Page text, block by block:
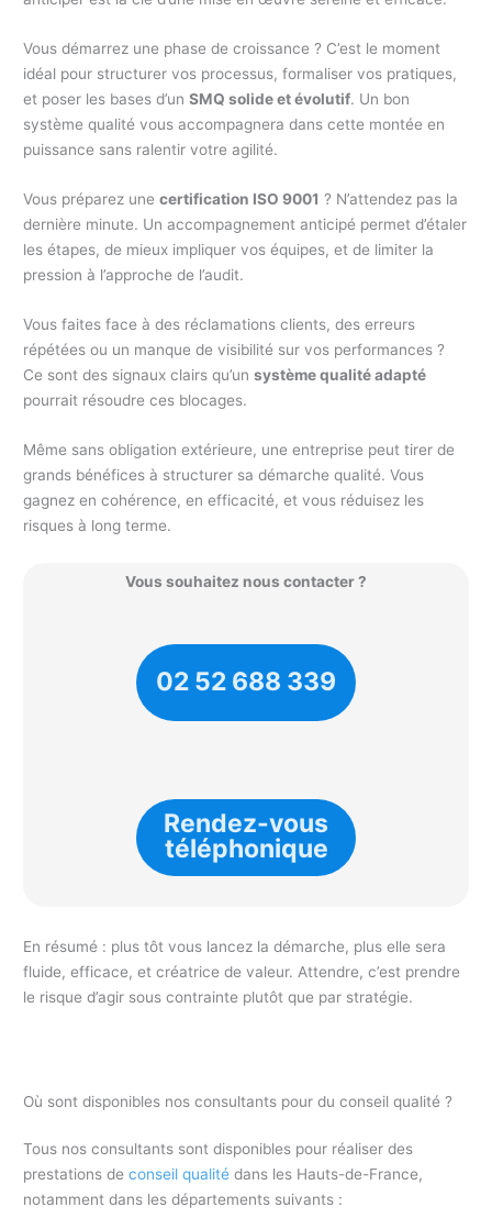
Vous démarrez une phase de croissance ? C’est le moment
idéal pour structurer vos processus, formaliser vos pratiques,
et poser les bases d’unSMQ solide et évolutif. Un bon
système qualité vous accompagnera dans cette montée en
puissance sans ralentir votre agilité.
Vous préparez unecertification ISO 9001 ? N’attendez pas la
dernière minute. Un accompagnement anticipé permet d’étaler
les étapes, de mieux impliquer vos équipes, et de limiter la
pression à l’approche de l’audit.
Vous faites face à des réclamations clients, des erreurs
répétées ou un manque de visibilité sur vos performances ?
Ce sont des signaux clairs qu’unsystème qualité adapté
pourrait résoudre ces blocages.
Même sans obligation extérieure, une entreprise peut tirer de
grands bénéfices à structurer sa démarche qualité. Vous
gagnez en cohérence, en efficacité, et vous réduisez les
risques à long terme.
Vous souhaitez nous contacter ?
02 52 688 339
Rendez-vous
téléphonique
En résumé : plus tôt vous lancez la démarche, plus elle sera
fluide, efficace, et créatrice de valeur. Attendre, c’est prendre
le risque d’agir sous contrainte plutôt que par stratégie.
Où sont disponibles nos consultants pour du conseil qualité ?
Tous nos consultants sont disponibles pour réaliser des
prestations deconseil qualité dans les Hauts-de-France,
notamment dans les départements suivants :